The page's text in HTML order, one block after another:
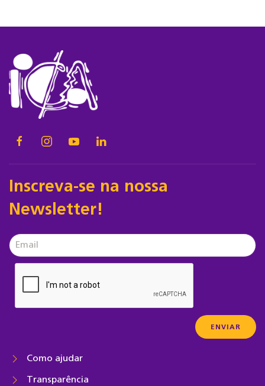
Inscreva-se na nossa
Newsletter!
Como ajudar
Transparência